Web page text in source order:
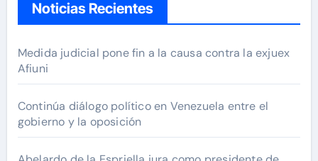
Noticias Recientes
Medida judicial pone fin a la causa contra la exjuex
Afiuni
Continúa diálogo político en Venezuela entre el
gobierno y la oposición